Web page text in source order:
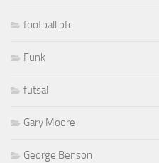
football pfc
Funk
futsal
Gary Moore
George Benson